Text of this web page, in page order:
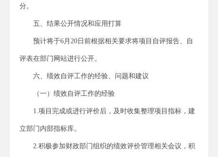
分。
五、结果公开情况和应用打算
预计将于6月20日前根据相关要求将项目自评报告、自
评表在部门网站进行公开。
六、绩效自评工作的经验、问题和建议
（一）绩效自评工作的经验
1.项目完成或进行评价后，及时收集整理项目指标，建
立部门内部指标库。
2.积极参加财政部门组织的绩效评价管理相关会议，积